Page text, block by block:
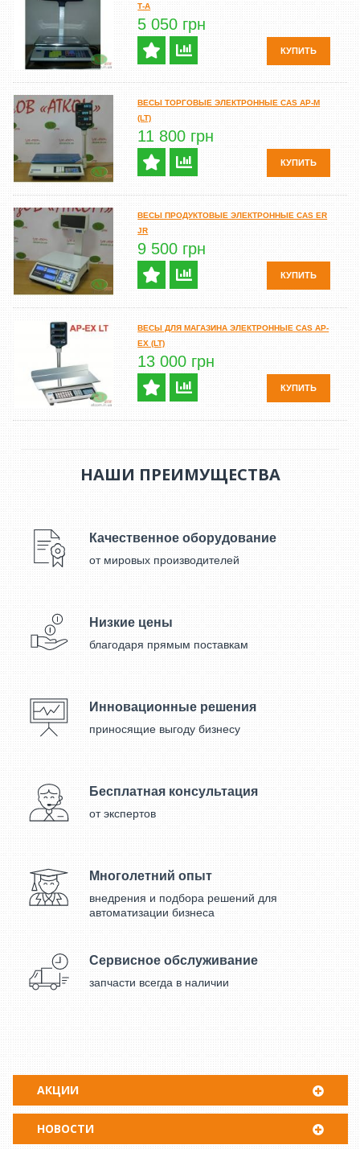
Т-А
5 050 грн
КУПИТЬ
ВЕСЫ ТОРГОВЫЕ ЭЛЕКТРОННЫЕ CAS AP-M
(LT)
11 800 грн
КУПИТЬ
ВЕСЫ ПРОДУКТОВЫЕ ЭЛЕКТРОННЫЕ CAS ER
JR
9 500 грн
КУПИТЬ
ВЕСЫ ДЛЯ МАГАЗИНА ЭЛЕКТРОННЫЕ CAS AP-
EX (LT)
13 000 грн
КУПИТЬ
НАШИ ПРЕИМУЩЕСТВА
Качественное оборудование
от мировых производителей
Низкие цены
благодаря прямым поставкам
Инновационные решения
приносящие выгоду бизнесу
Бесплатная консультация
от экспертов
Многолетний опыт
внедрения и подбора решений для
автоматизации бизнеса
Сервисное обслуживание
запчасти всегда в наличии
АКЦИИ
НОВОСТИ